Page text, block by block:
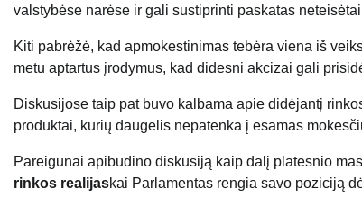
valstybėse narėse ir gali sustiprinti paskatas
Kiti pabrėžė, kad apmokestinimas tebėra viena iš
metu aptartus įrodymus, kad didesni akcizai gali
Diskusijose taip pat buvo kalbama apie didėjantį
produktai, kurių daugelis nepatenka į esamas
Pareigūnai apibūdino diskusiją kaip dalį platesnio
rinkos realijaskai Parlamentas rengia savo poziciją